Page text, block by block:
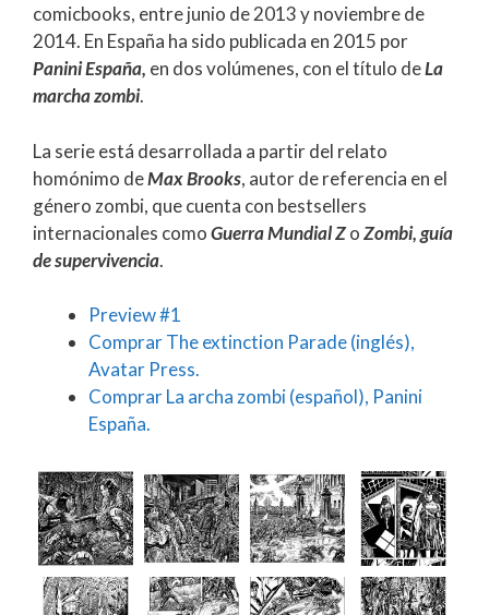
comicbooks, entre junio de 2013 y noviembre de
2014. En España ha sido publicada en 2015 por
Panini España, en dos volúmenes, con el título deLa
marcha zombi.
La serie está desarrollada a partir del relato
homónimo deMax Brooks, autor de referencia en el
género zombi, que cuenta con bestsellers
internacionales comoGuerra Mundial ZoZombi, guía
de supervivencia.
Preview #1
Comprar The extinction Parade (inglés),
Avatar Press.
Comprar La archa zombi (español), Panini
España.